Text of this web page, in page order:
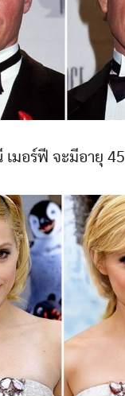
เมอร์ฟี จะมีอายุ